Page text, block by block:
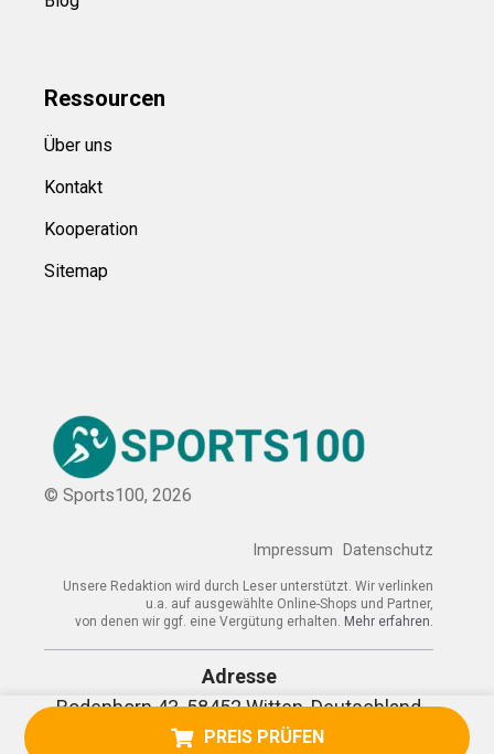
PREIS PRÜFEN
Ressourcen
Über uns
Kontakt
Kooperation
Sitemap
© Sports100, 2026
Impressum Datenschutz
Unsere Redaktion wird durch Leser unterstützt. Wir verlinken
u.a. auf ausgewählte Online-Shops und Partner,
von denen wir ggf. eine Vergütung erhalten. Mehr erfahren.
Adresse
Bodenborn 43, 58452 Witten, Deutschland